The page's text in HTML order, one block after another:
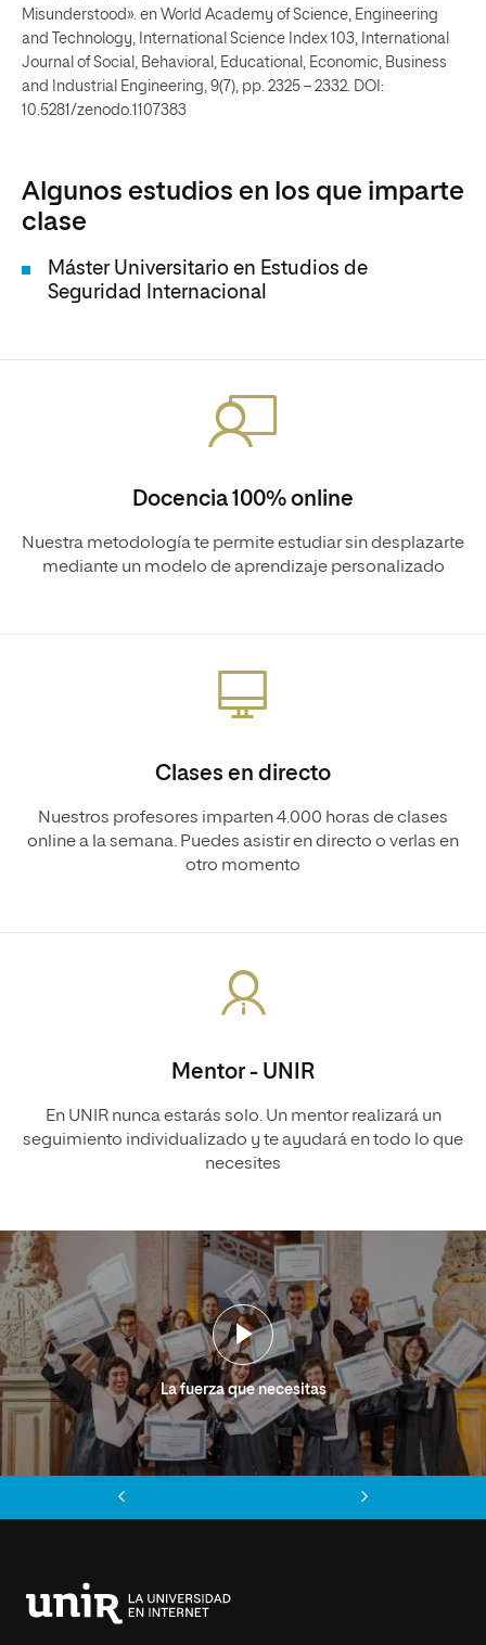
Misunderstood». en World Academy of Science, Engineering
and Technology, International Science Index 103, International
Journal of Social, Behavioral, Educational, Economic, Business
and Industrial Engineering, 9(7), pp. 2325 – 2332. DOI:
10.5281/zenodo.1107383
Algunos estudios en los que imparte
clase
Máster Universitario en Estudios de
Seguridad Internacional
Docencia 100% online
Nuestra metodología te permite estudiar sin desplazarte
mediante un modelo de aprendizaje personalizado
Clases en directo
Nuestros profesores imparten 4.000 horas de clases
online a la semana. Puedes asistir en directo o verlas en
otro momento
Mentor - UNIR
En UNIR nunca estarás solo. Un mentor realizará un
seguimiento individualizado y te ayudará en todo lo que
necesites
La fuerza que necesitas